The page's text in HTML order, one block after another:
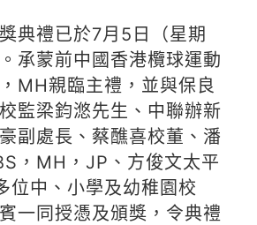
典禮已於7月5日（星期
承蒙前中國香港欖球運動
MH親臨主禮，並與保良
監梁鈞滺先生、中聯辦新
副處長、蔡醮喜校董、潘
，MH，JP、方俊文太平
位中、小學及幼稚園校
一同授憑及頒獎，令典禮